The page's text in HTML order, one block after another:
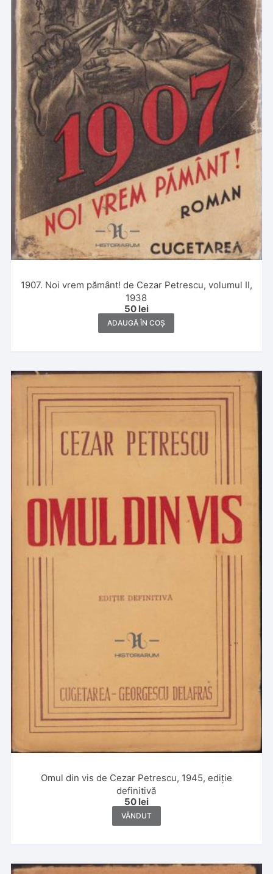
1907. Noi vrem pământ! de Cezar Petrescu, volumul II,
1938
50 lei
ADAUGĂ ÎN COȘ
Omul din vis de Cezar Petrescu, 1945, ediție
definitivă
50 lei
VÂNDUT